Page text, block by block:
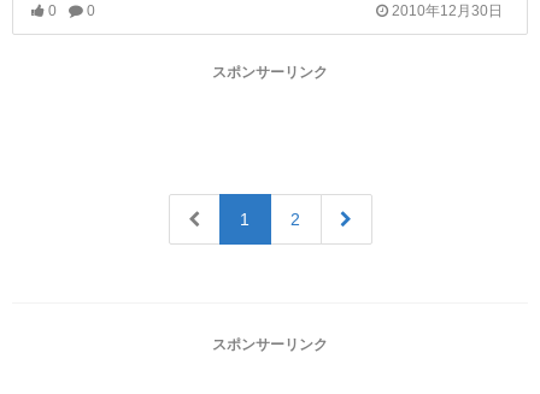
0 0 2010年12月30日
スポンサーリンク
1 2
スポンサーリンク